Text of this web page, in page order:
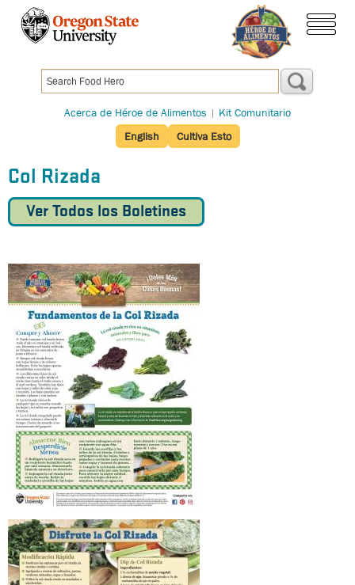
Pasar
principal
Acerca de Héroe de Alimentos | Kit Comunitario
English
Cultiva Esto
Col Rizada
Ver Todos los Boletines